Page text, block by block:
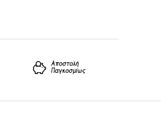
Αποστολή
Παγκοσμίως